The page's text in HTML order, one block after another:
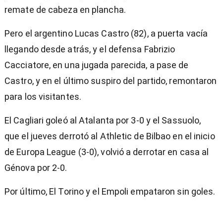
remate de cabeza en plancha.
Pero el argentino Lucas Castro (82), a puerta vacía
llegando desde atrás, y el defensa Fabrizio
Cacciatore, en una jugada parecida, a pase de
Castro, y en el último suspiro del partido, remontaron
para los visitantes.
El Cagliari goleó al Atalanta por 3-0 y el Sassuolo,
que el jueves derrotó al Athletic de Bilbao en el inicio
de Europa League (3-0), volvió a derrotar en casa al
Génova por 2-0.
Por último, El Torino y el Empoli empataron sin goles.